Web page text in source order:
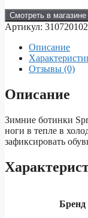
Смотреть в магазине
Артикул:
Описание
Отзывы (0)
Описание
Зимние ботинки
ноги в тепле в
зафиксировать
Бренд